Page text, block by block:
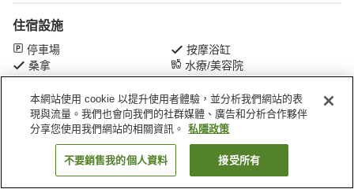
住宿設施
停車場
按摩浴缸
桑拿
水療/美容院
主頁 日本 沖繩縣 宮古島市 灣岸酒店（宮古島）
找客房
本網站使用 cookie 以提升使用者體驗，並分析我們網站的表
現與流量。我們也會向我們的社群媒體、廣告和分析合作夥伴
分享您使用我們網站的相關資訊。
私隱政策
不要銷售我的個人資料 接受所有